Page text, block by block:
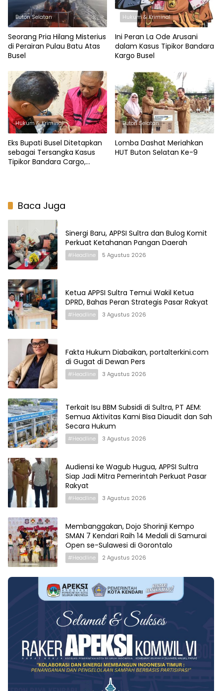
Buton Selatan
Seorang Pria Hilang Misterius
di Perairan Pulau Batu Atas
Busel
Hukum & Kriminal
Ini Peran La Ode Arusani
dalam Kasus Tipikor Bandara
Kargo Busel
Hukum & Kriminal
Eks Bupati Busel Ditetapkan
sebagai Tersangka Kasus
Tipikor Bandara Cargo,
Buton Selatan
Lomba Dashat Meriahkan
HUT Buton Selatan Ke-9
Baca Juga
Sinergi Baru, APPSI Sultra dan Bulog Komit
Perkuat Ketahanan Pangan Daerah
#Headline 5 Agustus 2026
Ketua APPSI Sultra Temui Wakil Ketua
DPRD, Bahas Peran Strategis Pasar Rakyat
#Headline 3 Agustus 2026
Fakta Hukum Diabaikan, portalterkini.com
di Gugat di Dewan Pers
#Headline 3 Agustus 2026
Terkait Isu BBM Subsidi di Sultra, PT AEM:
Semua Aktivitas Kami Bisa Diaudit dan Sah
Secara Hukum
#Headline 3 Agustus 2026
Audiensi ke Wagub Hugua, APPSI Sultra
Siap Jadi Mitra Pemerintah Perkuat Pasar
Rakyat
#Headline 3 Agustus 2026
Membanggakan, Dojo Shorinji Kempo
SMAN 7 Kendari Raih 14 Medali di Samurai
Open se-Sulawesi di Gorontalo
#Headline 2 Agustus 2026